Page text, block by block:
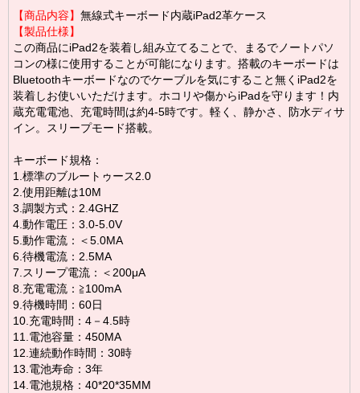
【商品内容】 無線式キーボード内蔵iPad2革ケース
【製品仕様】
この商品にiPad2を装着し組み立てることで、まるでノートパソ
コンの様に使用することが可能になります。搭載のキーボードは
Bluetoothキーボードなのでケーブルを気にすること無くiPad2を
装着しお使いいただけます。ホコリや傷からiPadを守ります！内
蔵充電電池、充電時間は約4-5時です。軽く、静かさ、防水ディサ
イン。スリープモード搭載。
キーボード規格：
1.標準のブルートゥース2.0
2.使用距離は10M
3.調製方式：2.4GHZ
4.動作電圧：3.0-5.0V
5.動作電流：＜5.0MA
6.待機電流：2.5MA
7.スリープ電流：＜200μA
8.充電電流：≧100mA
9.待機時間：60日
10.充電時間：4－4.5時
11.電池容量：450MA
12.連続動作時間：30時
13.電池寿命：3年
14.電池規格：40*20*35MM